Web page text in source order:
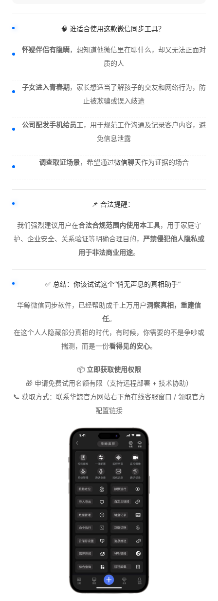
🧠 谁适合使用这款微信同步工具？
怀疑伴侣有隐瞒，想知道他微信里在聊什么，却又无法正面对
质的人
子女进入青春期，家长想适当了解孩子的交友和网络行为，防
止被欺骗或误入歧途
公司配发手机给员工，用于规范工作沟通及记录客户内容，避
免信息泄露
调查取证场景，希望通过微信聊天作为证据的场合
📌 合法提醒：
我们强烈建议用户在合法合规范围内使用本工具，用于家庭守
护、企业安全、关系验证等明确合理目的， 严禁侵犯他人隐私或
用于非法商业用途。
✅ 总结：你该试试这个“悄无声息的真相助手”
华鲸微信同步软件，已经帮助成千上万用户洞察真相，重建信
任。
在这个人人隐藏部分真相的时代，有时候，你需要的不是争吵或
揣测，而是一份看得见的安心。
📦 立即获取使用权限
🎁 申请免费试用名额有限（支持远程部署 + 技术协助）
📞 获取方式：联系华鲸官方网站右下角在线客服窗口 / 领取官方
配置链接